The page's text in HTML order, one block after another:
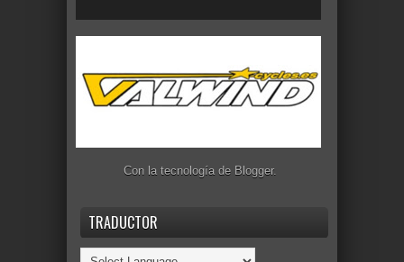
Con la tecnología de Blogger.
TRADUCTOR